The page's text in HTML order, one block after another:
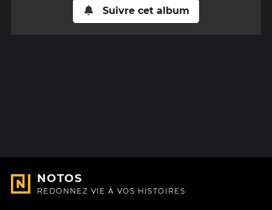
Suivre cet album
NOTOS
REDONNEZ VIE À VOS HISTOIRES